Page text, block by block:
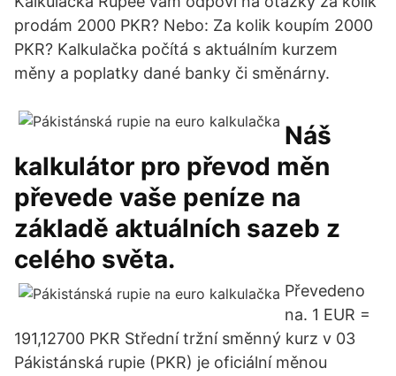
prodám 2000 PKR? Nebo: Za kolik koupím 2000
PKR? Kalkulačka počítá s aktuálním kurzem
měny a poplatky dané banky či směnárny.
Náš
kalkulátor pro převod měn
převede vaše peníze na
základě aktuálních sazeb z
celého světa.
Převedeno
na. 1 EUR =
191,12700 PKR Střední tržní směnný kurz v 03
Pákistánská rupie (PKR) je oficiální měnou